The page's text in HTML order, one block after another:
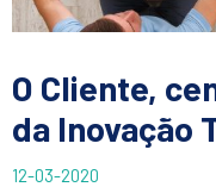
O Cliente,
da Inovação
12-03-2020